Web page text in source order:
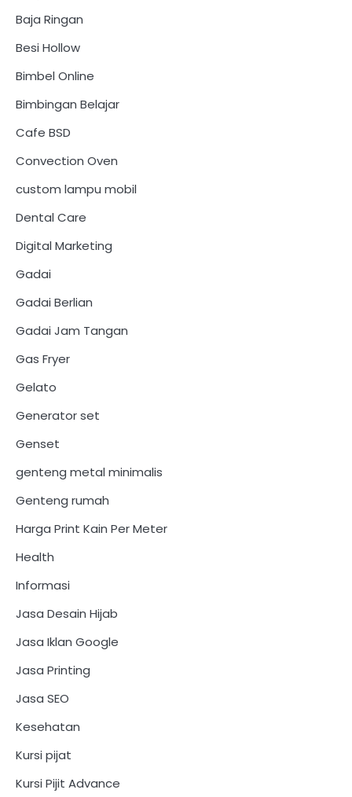
Baja Ringan
Besi Hollow
Bimbel Online
Bimbingan Belajar
Cafe BSD
Convection Oven
custom lampu mobil
Dental Care
Digital Marketing
Gadai
Gadai Berlian
Gadai Jam Tangan
Gas Fryer
Gelato
Generator set
Genset
genteng metal minimalis
Genteng rumah
Harga Print Kain Per Meter
Health
Informasi
Jasa Desain Hijab
Jasa Iklan Google
Jasa Printing
Jasa SEO
Kesehatan
Kursi pijat
Kursi Pijit Advance